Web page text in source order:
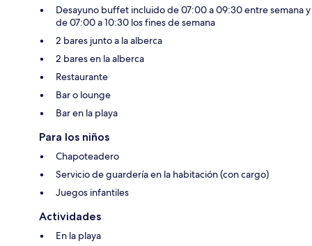
Desayuno buffet incluido de 07:00 a 09:30 entre semana y
de 07:00 a 10:30 los fines de semana
2 bares junto a la alberca
2 bares en la alberca
Restaurante
Bar o lounge
Bar en la playa
Para los niños
Chapoteadero
Servicio de guardería en la habitación (con cargo)
Juegos infantiles
Actividades
En la playa